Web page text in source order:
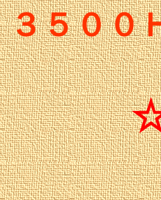
３５００